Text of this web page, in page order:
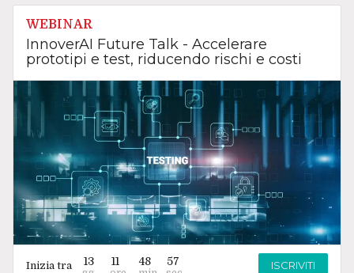
WEBINAR
InnoverAI Future Talk - Accelerare
prototipi e test, riducendo rischi e costi
Inizia tra 13 11 48 57 ISCRIVITI